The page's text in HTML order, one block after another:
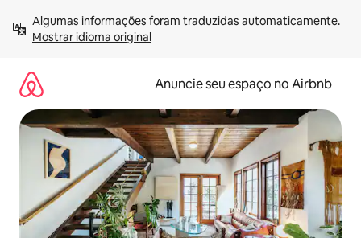
para
Mostrar idioma original
Anuncie seu espaço no Airbnb